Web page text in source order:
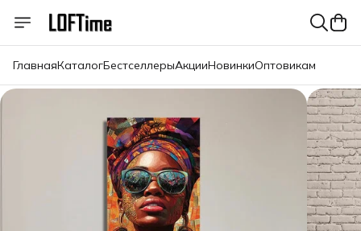
ГлавнаяКаталогБестселлерыАкцииНовинкиОптовикам